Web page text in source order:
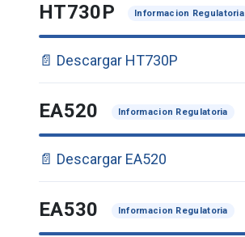
HT730P Informacion Regulatoria
📄 Descargar HT730P
EA520 Informacion Regulatoria
📄 Descargar EA520
EA530 Informacion Regulatoria